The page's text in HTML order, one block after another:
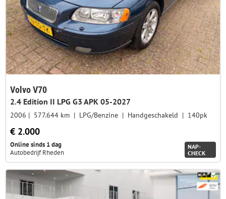
Volvo V70
2.4 Edition II LPG G3 APK 05-2027
2006 577.644 km LPG/Benzine Handgeschakeld 140pk
€ 2.000
Online sinds 1 dag
Autobedrijf Rheden
NAP-
CHECK